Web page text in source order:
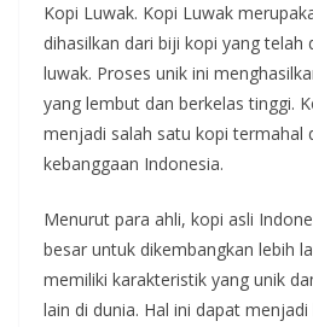
Kopi Luwak. Kopi Luwak
dihasilkan dari biji kopi yang telah
luwak. Proses unik ini
yang lembut dan berkelas tinggi.
menjadi salah satu kopi termahal
kebanggaan Indonesia.
Menurut para ahli, kopi asli
besar untuk dikembangkan lebih
memiliki karakteristik yang unik
lain di dunia. Hal ini dapat